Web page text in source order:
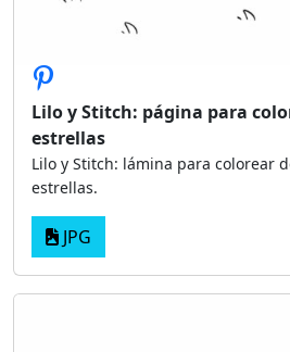
Lilo y Stitch: página para
estrellas
Lilo y Stitch: lámina para colorear
estrellas.
JPG